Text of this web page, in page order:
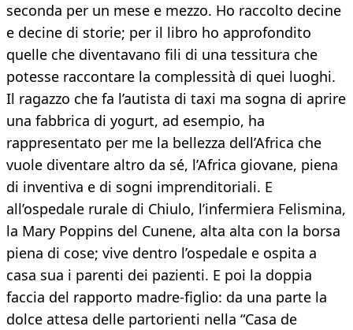
seconda per un mese e mezzo. Ho raccolto decine
e decine di storie; per il libro ho approfondito
quelle che diventavano fili di una tessitura che
potesse raccontare la complessità di quei luoghi.
Il ragazzo che fa l’autista di taxi ma sogna di aprire
una fabbrica di yogurt, ad esempio, ha
rappresentato per me la bellezza dell’Africa che
vuole diventare altro da sé, l’Africa giovane, piena
di inventiva e di sogni imprenditoriali. E
all’ospedale rurale di Chiulo, l’infermiera Felismina,
la Mary Poppins del Cunene, alta alta con la borsa
piena di cose; vive dentro l’ospedale e ospita a
casa sua i parenti dei pazienti. E poi la doppia
faccia del rapporto madre-figlio: da una parte la
dolce attesa delle partorienti nella “Casa de